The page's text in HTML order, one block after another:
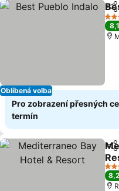
Oblíbená volba
3
8,1
Pro zobrazení přesných
termín
4
8,2